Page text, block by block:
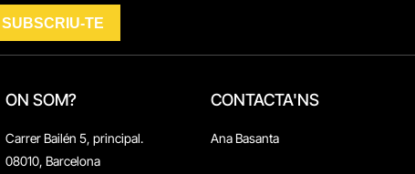
ON SOM?
Carrer Bailén 5, principal.
08010, Barcelona
CONTACTA'NS
Ana Basanta